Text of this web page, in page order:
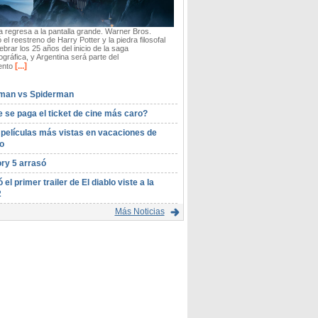
regresa a la pantalla grande. Warner Bros.
el reestreno de Harry Potter y la piedra filosofal
los 25 años del inicio de la saga
y Argentina será parte del
[...]
vs Spiderman
se paga el ticket de cine más caro?
más vistas en vacaciones de
5 arrasó
el primer trailer de El diablo viste a la
Más Noticias